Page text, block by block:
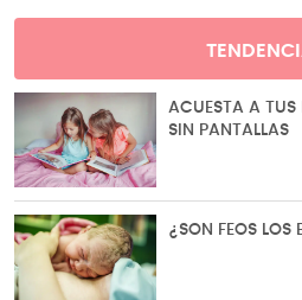
ACUESTA A
SIN PANTALLAS
¿SON FEOS LOS